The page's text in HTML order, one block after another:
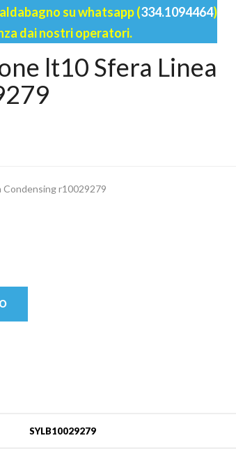
su whatsapp (334.1094464)
dai nostri operatori.
lt10 Sfera Linea
Condensing r10029279
SYLB10029279